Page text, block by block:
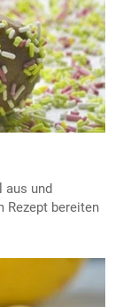
aus und
Rezept bereiten